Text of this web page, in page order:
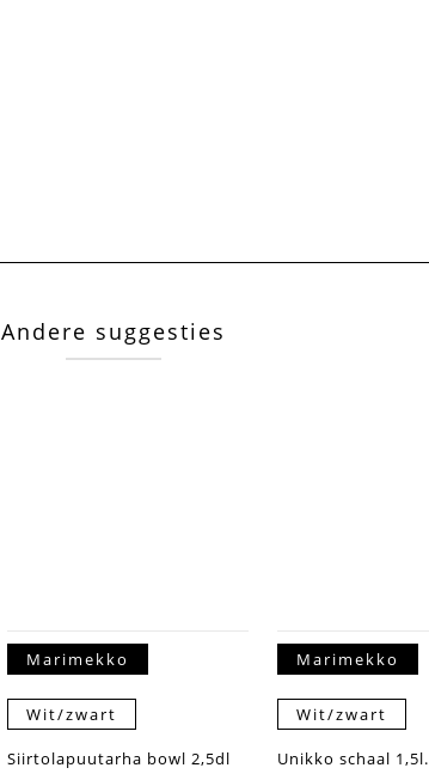
Andere suggesties
Marimekko
Wit/zwart
Siirtolapuutarha bowl 2,5dl
Marimekko
Wit/zwart
Unikko schaal 1,5l.